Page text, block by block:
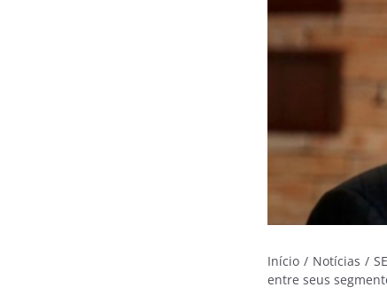
Início / Notícias /
entre seus